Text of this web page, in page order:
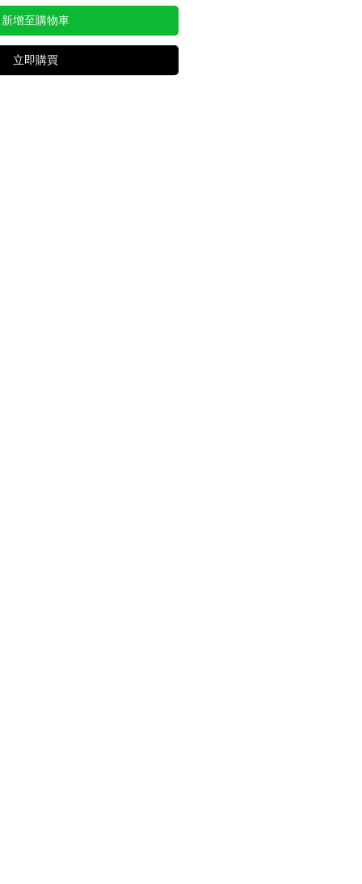
新增至購物車
立即購買